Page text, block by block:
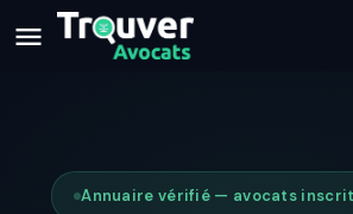
Annuaire vérifié — avocats